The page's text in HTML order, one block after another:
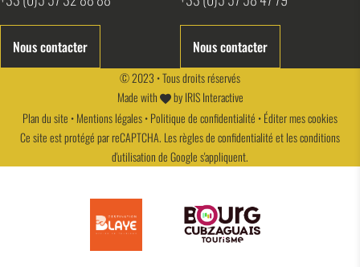
Nous contacter Nous contacter
© 2023 • Tous droits réservés
Made with
byIRIS Interactive
Plan du site •Mentions légales•Politique de confidentialité •Éditer mes cookies
Ce site est protégé par reCAPTCHA. Lesrègles de confidentialitéet lesconditions
d'utilisationde Google s'appliquent.